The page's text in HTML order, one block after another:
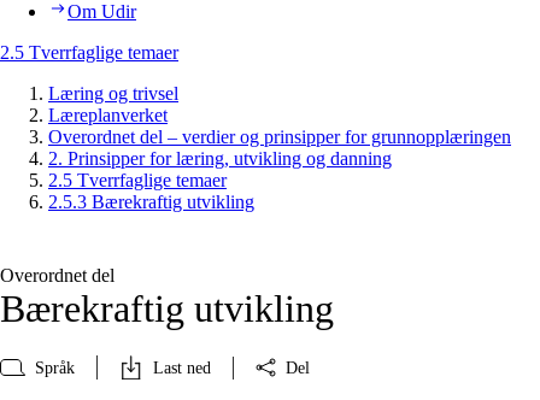
Om Udir
2.5 Tverrfaglige temaer
Læring og trivsel
Læreplanverket
Overordnet del – verdier og prinsipper for grunnopplæringen
2. Prinsipper for læring, utvikling og danning
2.5 Tverrfaglige temaer
2.5.3 Bærekraftig utvikling
Overordnet del
Bærekraftig utvikling
Språk Last ned Del